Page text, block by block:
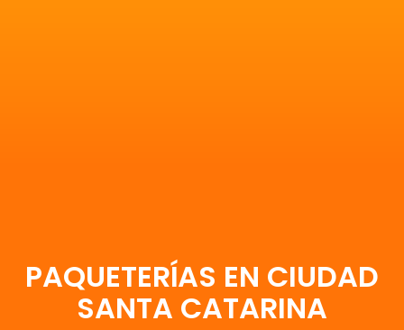
PAQUETERÍAS EN CIUDAD
SANTA CATARINA